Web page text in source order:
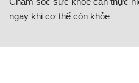
ngay khi cơ thể còn khỏe